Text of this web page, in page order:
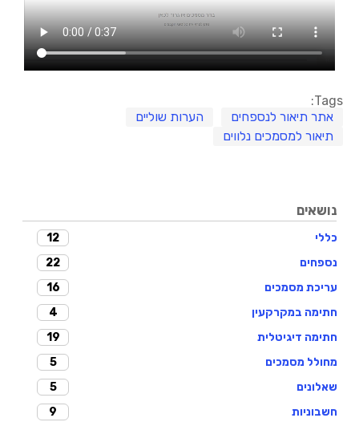
נושאים
כללי
12
נספחים
22
עריכת מסמכים
16
חתימה במקרקעין
4
חתימה דיגיטלית
19
מחולל מסמכים
5
שאלונים
5
חשבוניות
9
Tags:
אתר תיאור לנספחים
הערות שוליים
תיאור למסמכים נלווים